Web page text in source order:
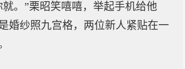
就。”栗昭笑嘻嘻，举起手机给他
婚纱照九宫格，两位新人紧贴在一